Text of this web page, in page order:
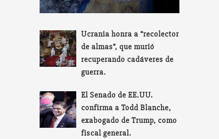
Ucrania honra a “recolector
de almas”, que murió
recuperando cadáveres de
guerra.
El Senado de EE.UU.
confirma a Todd Blanche,
exabogado de Trump, como
fiscal general.